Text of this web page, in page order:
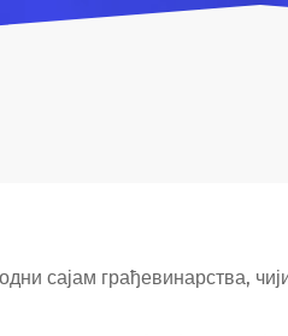
сајам грађевинарства,